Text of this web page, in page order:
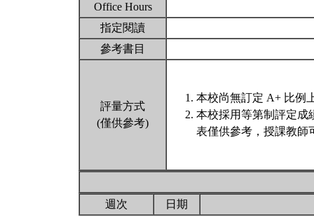
Office Hours
指定閱讀
參考書目
評量方式
(僅供參考)
本校尚無訂定 A+ 比例
本校採用等第制評定成
表僅供參考，授課教師
週次 日期